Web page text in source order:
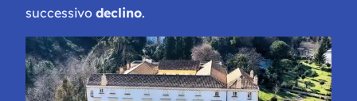
successivo declino.